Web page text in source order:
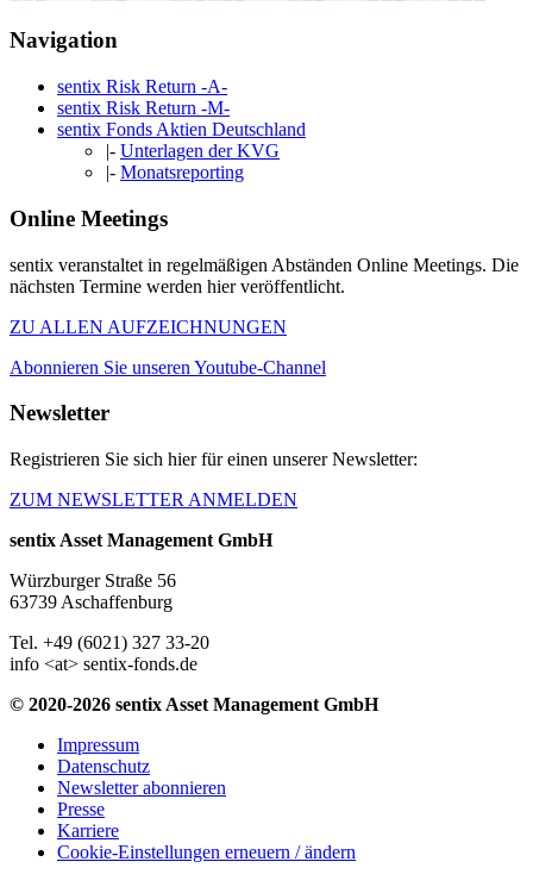
Navigation
sentix Risk Return -A-
sentix Risk Return -M-
sentix Fonds Aktien Deutschland
|- Unterlagen der KVG
|- Monatsreporting
Online Meetings
sentix veranstaltet in regelmäßigen Abständen Online Meetings. Die
nächsten Termine werden hier veröffentlicht.
ZU ALLEN AUFZEICHNUNGEN
Abonnieren Sie unseren Youtube-Channel
Newsletter
Registrieren Sie sich hier für einen unserer Newsletter:
ZUM NEWSLETTER ANMELDEN
sentix Asset Management GmbH
Würzburger Straße 56
63739 Aschaffenburg
Tel. +49 (6021) 327 33-20
info <at> sentix-fonds.de
© 2020-2026 sentix Asset Management GmbH
Impressum
Datenschutz
Newsletter abonnieren
Presse
Karriere
Cookie-Einstellungen erneuern / ändern